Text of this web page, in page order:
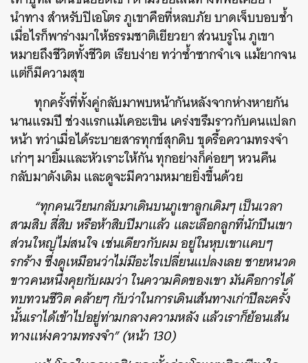
นำทาง สำหรับปิเอโตร ภูเขาคือที่หลบภัย บาดเจ็บบอบช้ำ
เมื่อไรก็พาร่างมาให้ธรรมชาติเยียวยา ส่วนบรูโน ภูเขา
หมายถึงชีวิตทั้งชีวิต เรียบง่าย ทว่าซ้ำซากจำเจ แม้ยากจน
แต่ก็มีความสุข
ทุกครั้งที่ทั้งคู่กลับมาพบหน้ากันหลังจากห่างหายกัน
นานแรมปี ช่วงแรกแม้เคอะเขิน เคร่งขรึมราวกับคนแปลก
หน้า ทว่าเมื่อได้ระบายสารทุกข์สุกดิบ ขุดรื้อความทรงจำ
เก่าๆ มายิ้มและหัวเราะให้กัน ทุกอย่างก็ค่อยๆ หวนคืน
กลับมาดังเดิม และดูจะมีความหมายยิ่งขึ้นด้วย
“ทุกคนเวียนกลับมาเดินบนภูเขาลูกเดิมๆ เป็นเวลา
สามสิบ สี่สิบ หรือห้าสิบปีมาแล้ว และเลือกลูกที่นักปีนเขา
ส่วนใหญ่ไม่สนใจ เช่นเดียวกับผม อยู่ในหุบเขาแคบๆ
รกร้าง ซึ่งดูเหมือนว่าไม่มีอะไรเปลี่ยนแปลงเลย ชายหนวด
ขาวคนหนึ่งคุยกับผมว่า ในความคิดของเขา มันคือการได้
ทบทวนชีวิต คล้ายๆ กับว่าในการเดินเส้นทางเก่าปีละครั้ง
นั้นเราได้เข้าไปอยู่ท่ามกลางความหลัง แล้วเราก็ย้อนเส้น
ทางแห่งความทรงจำ” (หน้า 130)
ค้นหา
SHARE TWEET LINE EMAIL